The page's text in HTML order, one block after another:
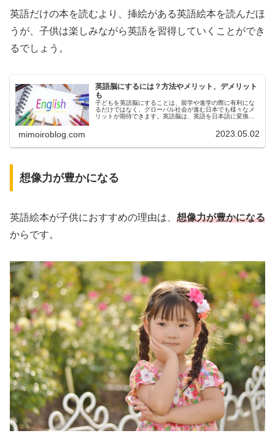
英語だけの本を読むより、挿絵がある英語絵本を読んだほ
うが、子供は楽しみながら英語を習得していくことができ
るでしょう。
英語脳にするには？方法やメリット、デメリット
も
子どもを英語脳にすることは、留学や進学の際に有利にな
るだけではなく、グローバル社会が進む日本でも様々なメ
リットが期待できます。英語脳は、英語を日本語に変換す
mimoiroblog.com 2023.05.02
想像力が豊かになる
英語絵本が子供におすすめの理由は、 想像力が豊かになる
からです。